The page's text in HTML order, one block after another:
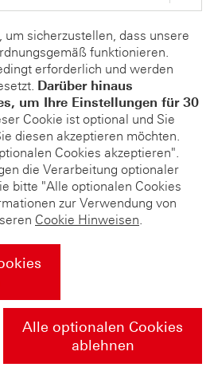
sicherzustellen, dass unsere
funktionieren.
erforderlich und werden
Darüber hinaus
um Ihre Einstellungen für 30
Cookie ist optional und Sie
diesen akzeptieren möchten.
Cookies akzeptieren".
die Verarbeitung optionaler
bitte "Alle optionalen Cookies
zur Verwendung von
Cookie Hinweisen.
Alle optionalen Cookies
ablehnen